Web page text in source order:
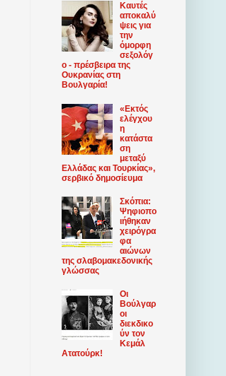
Καυτές
αποκαλύ
ψεις για
την
όμορφη
σεξολόγ
ο - πρέσβειρα της
Ουκρανίας στη
Βουλγαρία!
«Εκτός
ελέγχου
η
κατάστα
ση
μεταξύ
Ελλάδας και Τουρκίας»,
σερβικό δημοσίευμα
Σκόπια:
Ψηφιοπο
ιήθηκαν
χειρόγρα
φα
αιώνων
της σλαβομακεδονικής
γλώσσας
Οι
Βούλγαρ
οι
διεκδικο
ύν τον
Κεμάλ
Ατατούρκ!